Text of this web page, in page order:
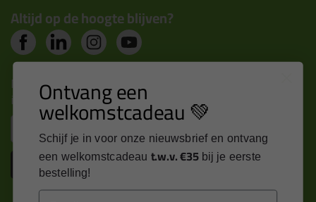
Altijd op de hoogte blijven?
Nieuws, tips en exclusieve deals rechtstreeks in je
inbox
Inschrijven
Ontvang een
welkomstcadeau 💚
Schijf je in voor onze nieuwsbrief en ontvang
een welkomstcadeau t.w.v. €35 bij je eerste
bestelling!
Email